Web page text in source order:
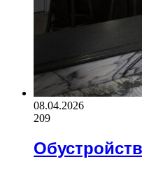
08.04.2026
209